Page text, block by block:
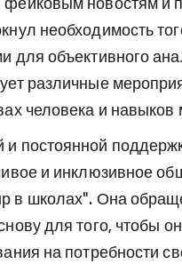
необходимость
для объективного
различные
человека и
постоянной
и инклюзивное
в школах". Она
для того, чтобы
на потребности